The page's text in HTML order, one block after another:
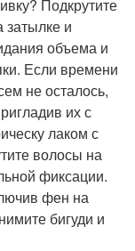
Подкрутите
затылке и
объема и
Если времени
не осталось,
их с
лаком с
волосы на
фиксации.
фен на
бигуди и